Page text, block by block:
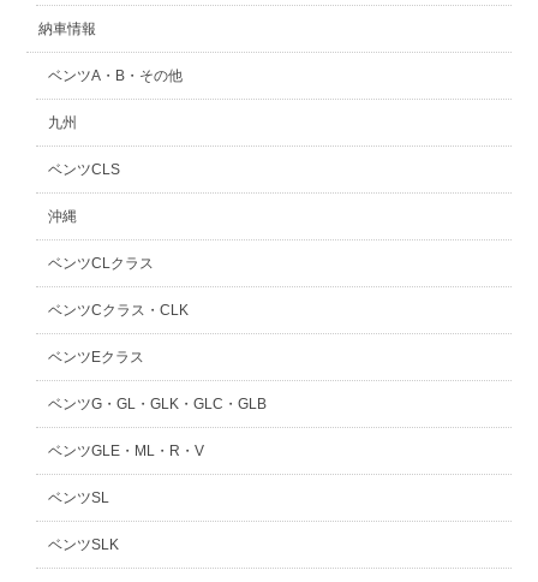
納車情報
ベンツA・B・その他
九州
ベンツCLS
沖縄
ベンツCLクラス
ベンツCクラス・CLK
ベンツEクラス
ベンツG・GL・GLK・GLC・GLB
ベンツGLE・ML・R・V
ベンツSL
ベンツSLK